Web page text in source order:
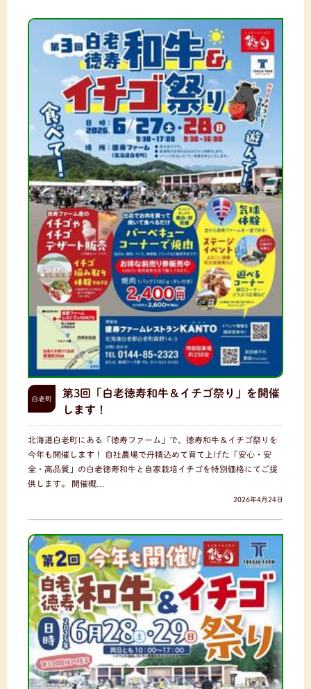
白老町
第3回「白老徳寿和牛＆イチゴ祭り」を開催
します！
北海道白老町にある「徳寿ファーム」で、徳寿和牛＆イチゴ祭りを
今年も開催します！ 自社農場で丹精込めて育て上げた「安心・安
全・高品質」の白老徳寿和牛と自家栽培イチゴを特別価格にてご提
供します。 開催概…
2026年4月24日